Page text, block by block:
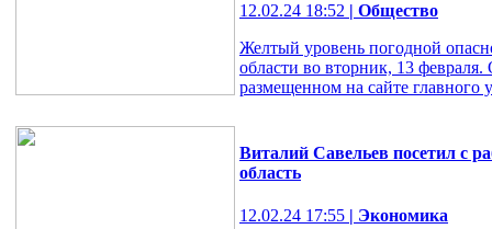
12.02.24 18:52 | Общество
Желтый уровень погодной
области во вторник, 13
размещенном на сайте
Виталий Савельев посетил с
область
12.02.24 17:55 | Экономика